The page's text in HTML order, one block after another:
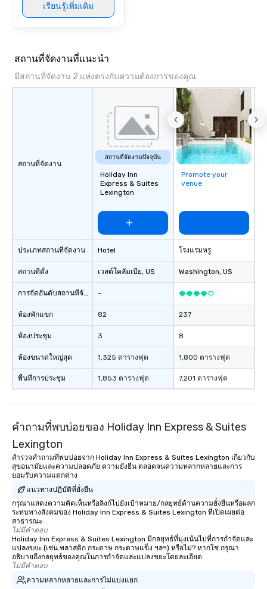
European explorers in
South Carolina. The
reach expanded from
River to the Cape
Chicora translates in
of the healing
has the same effect
city is lost to time
come here. Chicora
Charleston experience.
เรียนรู้เพิ่มเติม
สถานที่จัดงานที่แนะนำ
มีสถานที่จัดงาน 2 แห่งตรงกับความต้องการของคุณ
สถานที่จัดงาน
ประเภทสถานที่จัดงาน
สถานที่ตั้ง
การจัดอันดับสถานที่จัดงาน
ห้องพักแขก
ห้องประชุม
ห้องขนาดใหญ่สุด
พื้นที่การประชุม
สถานที่จัดงานปัจจุบัน
Holiday Inn
Express & Suites
Lexington
Hotel
เวสต์โคลัมเบีย, US
-
82
3
1,325 ตารางฟุต
1,853 ตารางฟุต
Promote your
venue
โรงแรมหรู
Washington, US
237
8
1,800 ตารางฟุต
7,201 ตารางฟุต
คำถามที่พบบ่อยของ Holiday Inn Express & Suites
Lexington
สำรวจคำถามที่พบบ่อยจาก Holiday Inn Express & Suites Lexington เกี่ยวกับ
สุขอนามัยและความปลอดภัย ความยั่งยืน ตลอดจนความหลากหลายและการ
ยอมรับความแตกต่าง
แนวทางปฏิบัติที่ยั่งยืน
กรุณาแสดงความคิดเห็นหรือลิงก์ไปยังเป้าหมาย/กลยุทธ์ด้านความยั่งยืนหรือผลก
ระทบทางสังคมของ Holiday Inn Express & Suites Lexington ที่เปิดเผยต่อ
สาธารณะ
ไม่มีคำตอบ
Holiday Inn Express & Suites Lexington มีกลยุทธ์ที่มุ่งเน้นไปที่การกำจัดและ
แปลงขยะ (เช่น พลาสติก กระดาษ กระดาษแข็ง ฯลฯ) หรือไม่? หากใช่ กรุณา
อธิบายถึงกลยุทธ์ของคุณในการกำจัดและแปลงขยะโดยละเอียด
ไม่มีคำตอบ
ความหลากหลายและการไม่แบ่งแยก